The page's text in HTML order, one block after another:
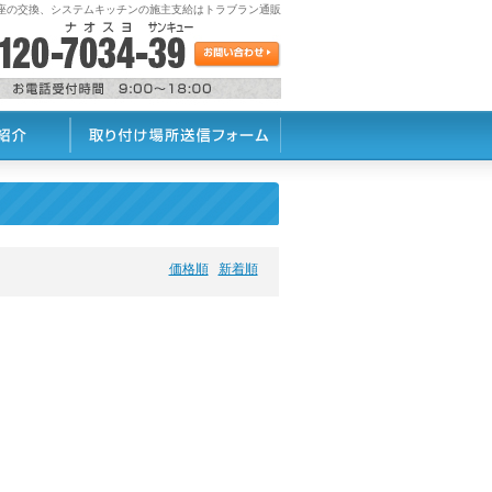
の交換、システムキッチンの施主支給はトラブラン通販
価格順 新着順